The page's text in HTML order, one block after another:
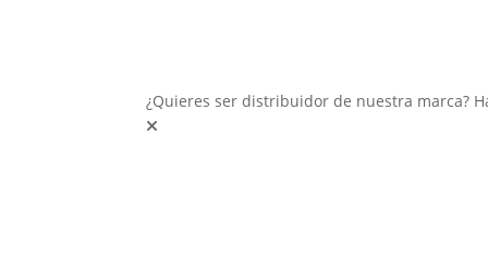
¿Quieres ser distribuidor de nuestra marca?